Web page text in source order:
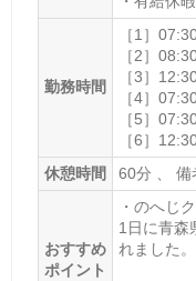
勤務時間
［1］
［2］
［3］
［4］
［5］
［6］
休憩時間
60分 、 備
おすすめ
ポイント
・のへじ
1日に青森
れました。